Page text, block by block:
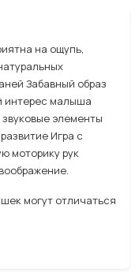
на ощупь,
Забавный образ
интерес малыша
элементы
Игра с
моторику рук
могут отличаться